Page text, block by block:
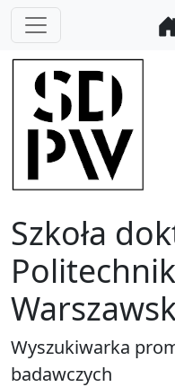
Szkoła
Wyszukiwarka
badawczych